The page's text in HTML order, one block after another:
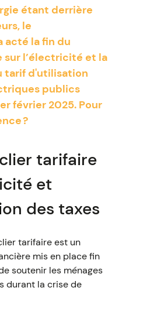
étant derrière
le
acté la fin du
l’électricité et la
tarif d'utilisation
publics
février 2025. Pour
?
tarifaire
et
des taxes
tarifaire est un
mis en place fin
soutenir les ménages
durant la crise de